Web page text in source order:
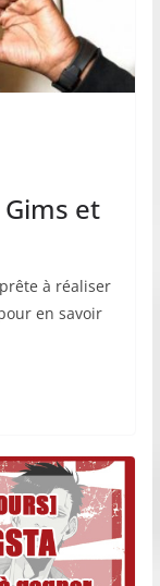
et
à réaliser
en savoir